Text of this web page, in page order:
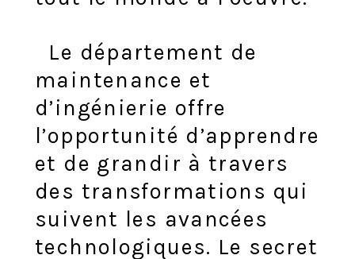
Le département de
maintenance et
d’ingénierie offre
l’opportunité d’apprendre
et de grandir à travers
des transformations qui
suivent les avancées
technologiques. Le secret